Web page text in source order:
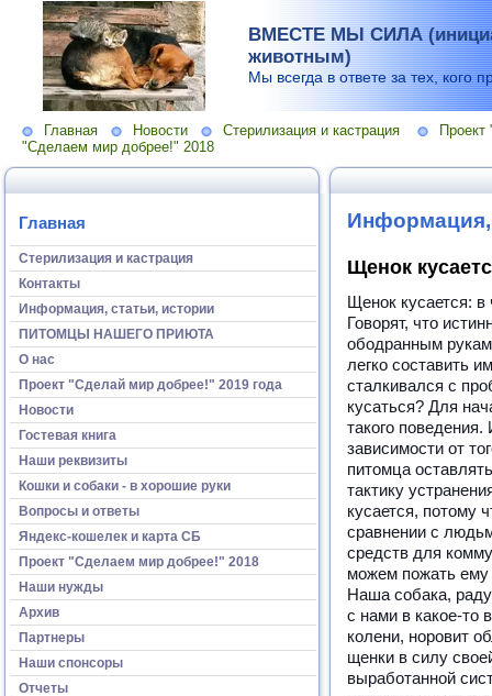
ВМЕСТЕ МЫ СИЛА
животным)
Мы всегда в ответе за тех, кого
Главная Новости Стерилизация и кастрация
"Сделаем мир добрее!" 2018
Главная
Стерилизация и кастрация
Контакты
Информация, статьи, истории
ПИТОМЦЫ НАШЕГО ПРИЮТА
О нас
Проект "Сделай мир добрее!" 2019 года
Новости
Гостевая книга
Наши реквизиты
Кошки и собаки - в хорошие руки
Вопросы и ответы
Яндекс-кошелек и карта СБ
Проект "Сделаем мир добрее!" 2018
Наши нужды
Архив
Партнеры
Наши спонсоры
Отчеты
Информация,
Щенок
Щенок кусается: в
Говорят, что
ободранным
легко составить
сталкивался с
кусаться? Для
такого
зависимости от
питомца
тактику
кусается, потому
сравнении с
средств для
можем пожать ему
Наша собака,
с нами в какое-то
колени, норовит
щенки в силу
выработанной